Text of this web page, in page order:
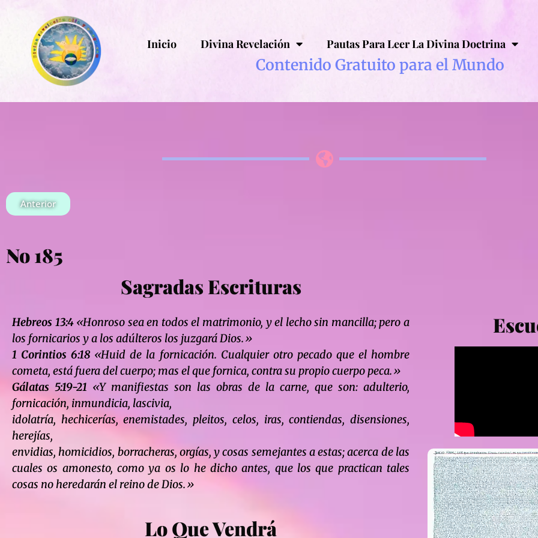
Inicio Divina Revelación Pautas Para Leer La Divina Doctrina
Contenido Gratuito para el Mundo
Anterior
No 185
Sagradas Escrituras
Hebreos 13:4«Honroso sea en todos el matrimonio, y el lecho sin mancilla; pero a
los fornicarios y a los adúlteros los juzgará Dios.»
1 Corintios 6:18 «Huid de la fornicación. Cualquier otro pecado que el hombre
cometa, está fuera del cuerpo; mas el que fornica, contra su propio cuerpo peca.»
Gálatas 5:19-21 «Y manifiestas son las obras de la carne, que son: adulterio,
fornicación, inmundicia, lascivia,
idolatría, hechicerías, enemistades, pleitos, celos, iras, contiendas, disensiones,
herejías,
envidias, homicidios, borracheras, orgías, y cosas semejantes a estas; acerca de las
cuales os amonesto, como ya os lo he dicho antes, que los que practican tales
cosas no heredarán el reino de Dios.»
Lo Que Vendrá